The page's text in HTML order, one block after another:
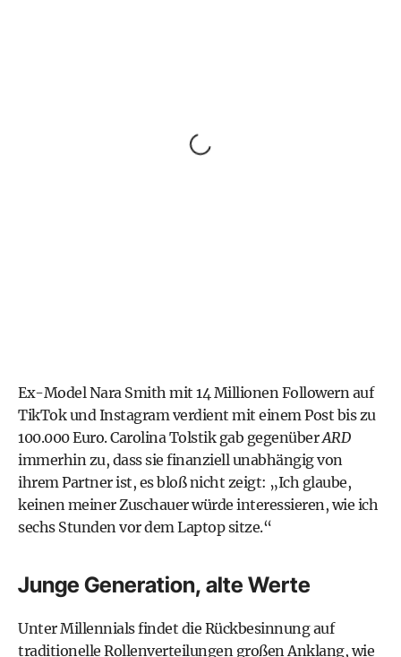
Ex-Model Nara Smith mit 14 Millionen Followern auf
TikTok und Instagram verdient mit einem Post bis zu
100.000 Euro. Carolina Tolstik gab gegenüberARD
immerhin zu, dass sie finanziell unabhängig von
ihrem Partner ist, es bloß nicht zeigt: „Ich glaube,
keinen meiner Zuschauer würde interessieren, wie ich
sechs Stunden vor dem Laptop sitze.“
Junge Generation, alte Werte
Unter Millennials findet die Rückbesinnung auf
traditionelle Rollenverteilungen großen Anklang, wie